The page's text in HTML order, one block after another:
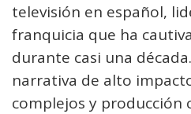
televisión en español,
franquicia que ha
durante casi una
narrativa de alto
complejos y producción